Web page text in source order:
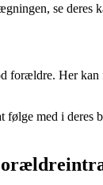
se deres
forældre. Her
med i deres